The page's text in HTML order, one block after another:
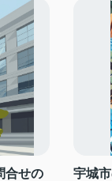
合せの
宇城